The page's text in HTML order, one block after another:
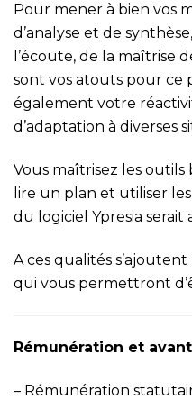
Pour mener à bien vos
d’analyse et de synthèse
l’écoute, de la maîtrise
sont vos atouts pour ce
également votre
d’adaptation à diverses
Vous maîtrisez les
lire un plan et utiliser
du logiciel Ypresia serait
A ces qualités s’ajoutent
qui vous permettront d’
Rémunération et
– Rémunération